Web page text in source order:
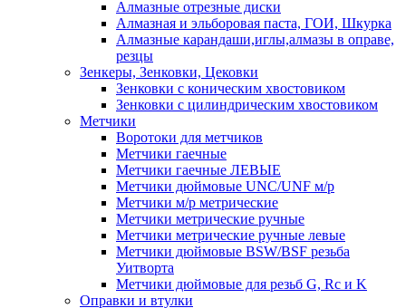
Алмазные отрезные диски
Алмазная и эльборовая паста, ГОИ, Шкурка
Алмазные карандаши,иглы,алмазы в оправе,
резцы
Зенкеры, Зенковки, Цековки
Зенковки с коническим хвостовиком
Зенковки с цилиндрическим хвостовиком
Метчики
Воротоки для метчиков
Метчики гаечные
Метчики гаечные ЛЕВЫЕ
Метчики дюймовые UNC/UNF м/р
Метчики м/р метрические
Метчики метрические ручные
Метчики метрические ручные левые
Метчики дюймовые BSW/BSF резьба
Уитворта
Метчики дюймовые для резьб G, Rc и K
Оправки и втулки